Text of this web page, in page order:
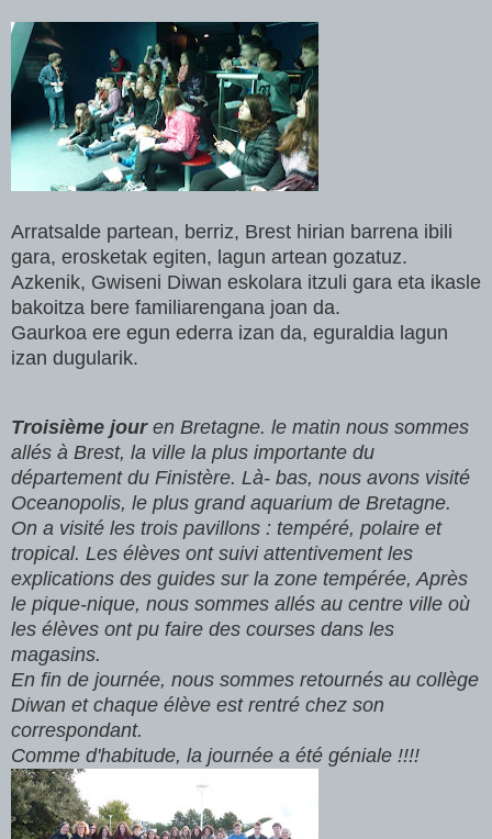
Arratsalde partean, berriz, Brest hirian barrena ibili
gara, erosketak egiten, lagun artean gozatuz.
Azkenik, Gwiseni Diwan eskolara itzuli gara eta ikasle
bakoitza bere familiarengana joan da.
Gaurkoa ere egun ederra izan da, eguraldia lagun
izan dugularik.
Troisième jouren Bretagne. le matin nous sommes
allés à Brest, la ville la plus importante du
département du Finistère. Là- bas, nous avons visité
Oceanopolis, le plus grand aquarium de Bretagne.
On a visité les trois pavillons : tempéré, polaire et
tropical. Les élèves ont suivi attentivement les
explications des guides sur la zone tempérée, Après
le pique-nique, nous sommes allés au centre ville où
les élèves ont pu faire des courses dans les
magasins.
En fin de journée, nous sommes retournés au collège
Diwan et chaque élève est rentré chez son
correspondant.
Comme d'habitude, la journée a été géniale !!!!